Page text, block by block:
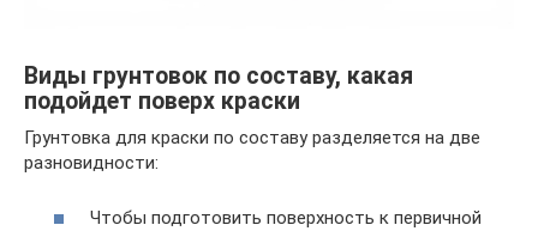
Виды грунтовок по составу, какая
подойдет поверх краски
Грунтовка для краски по составу разделяется на две
разновидности:
Чтобы подготовить поверхность к первичной